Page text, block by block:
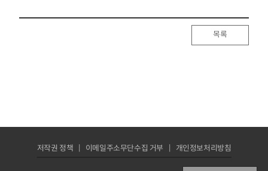
목록
저작권 정책 이메일주소무단수집 거부 개인정보처리방침